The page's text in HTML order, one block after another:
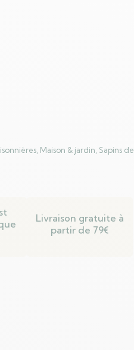
Maison & jardin Sapins de
Livraison gratuite à
partir de 79€